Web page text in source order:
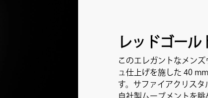
レッドゴー
このエレガントなメン
ュ仕上げを施した 40
す。サファイアクリス